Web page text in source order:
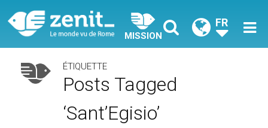
MISSION
FR
ÉTIQUETTE
Posts Tagged
‘Sant’Egisio’